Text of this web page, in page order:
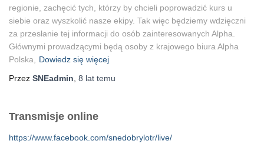
regionie, zachęcić tych, którzy by chcieli poprowadzić kurs u
siebie oraz wyszkolić nasze ekipy. Tak więc będziemy wdzięczni
za przesłanie tej informacji do osób zainteresowanych Alpha.
Głównymi prowadzącymi będą osoby z krajowego biura Alpha
Polska,
Dowiedz się więcej
Przez SNEadmin 8 lat temu
Transmisje online
https://www.facebook.com/snedobrylotr/live/